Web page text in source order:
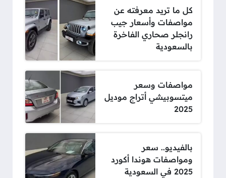
كل ما تريد معرفته عن
مواصفات وأسعار جيب
رانجلر صحاري الفاخرة
بالسعودية
مواصفات وسعر
ميتسوبيشي أتراج موديل
2025
بالفيديو.. سعر
ومواصفات هوندا أكورد
2025 في السعودية